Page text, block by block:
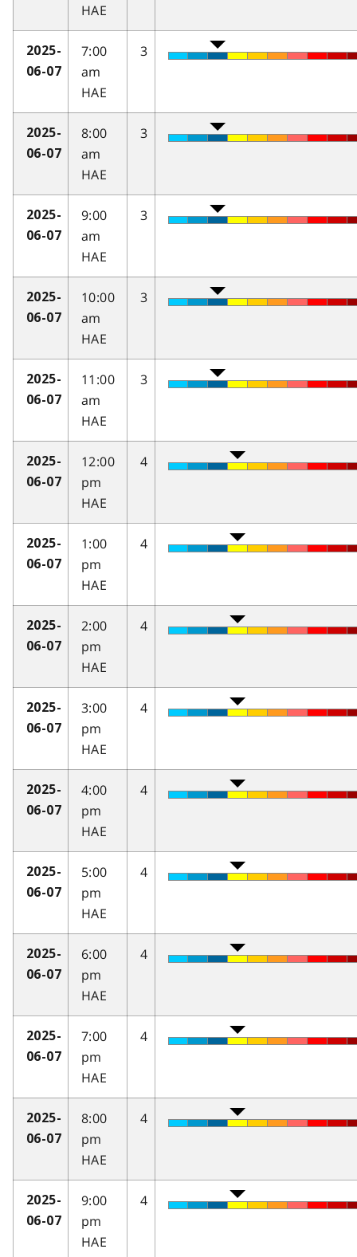
HAE
2025-
06-07
7:00
am
HAE
3
2025-
06-07
8:00
am
HAE
3
2025-
06-07
9:00
am
HAE
3
2025-
06-07
10:00
am
HAE
3
2025-
06-07
11:00
am
HAE
3
2025-
06-07
12:00
pm
HAE
4
2025-
06-07
1:00
pm
HAE
4
2025-
06-07
2:00
pm
HAE
4
2025-
06-07
3:00
pm
HAE
4
2025-
06-07
4:00
pm
HAE
4
2025-
06-07
5:00
pm
HAE
4
2025-
06-07
6:00
pm
HAE
4
2025-
06-07
7:00
pm
HAE
4
2025-
06-07
8:00
pm
HAE
4
2025-
06-07
9:00
pm
HAE
4